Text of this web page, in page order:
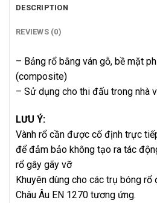
DESCRIPTION
REVIEWS (0)
– Bảng rổ bằng ván gỗ, bề mặt
(composite)
– Sử dụng cho thi đấu trong nhà
LƯU Ý:
Vành rổ cần được cố định trực
để đảm bảo không tạo ra tác
rổ gây gãy vỡ
Khuyên dùng cho các trụ bóng rổ
Châu Âu EN 1270 tương ứng.